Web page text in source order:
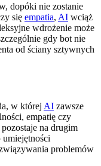
dopóki nie zostanie
się empatia, AI wciąż
wdrożenie może
gdy bot nie
od ściany sztywnych
w której AI zawsze
empatię czy
na drugim
problemów